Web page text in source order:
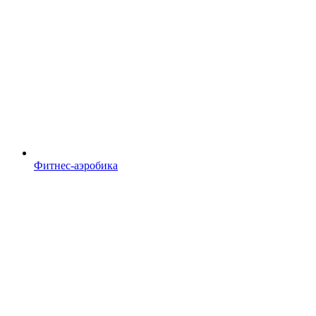
Фитнес-аэробика